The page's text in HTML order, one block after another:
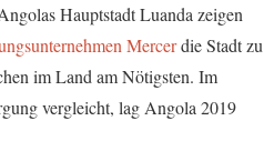
Hauptstadt Luanda zeigen
Mercerdie Stadt zu
im Land am Nötigsten. Im
vergleicht, lag Angola 2019